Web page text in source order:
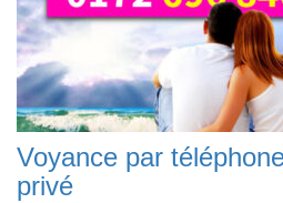
Voyance par
privé